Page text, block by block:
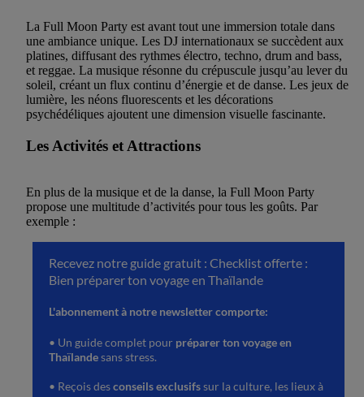
La Full Moon Party est avant tout une immersion totale dans
une ambiance unique. Les DJ internationaux se succèdent aux
platines, diffusant des rythmes électro, techno, drum and bass,
et reggae. La musique résonne du crépuscule jusqu’au lever du
soleil, créant un flux continu d’énergie et de danse. Les jeux de
lumière, les néons fluorescents et les décorations
psychédéliques ajoutent une dimension visuelle fascinante.
Les Activités et Attractions
En plus de la musique et de la danse, la Full Moon Party
propose une multitude d’activités pour tous les goûts. Par
exemple :